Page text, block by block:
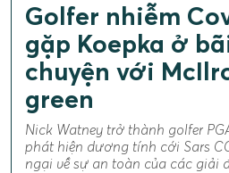
Golfer nhiễm
gặp Koepka ở
chuyện với
green
Nick Watney trở thành golfer
phát hiện dương tính cới Sars
ngại về sự an toàn của các giải